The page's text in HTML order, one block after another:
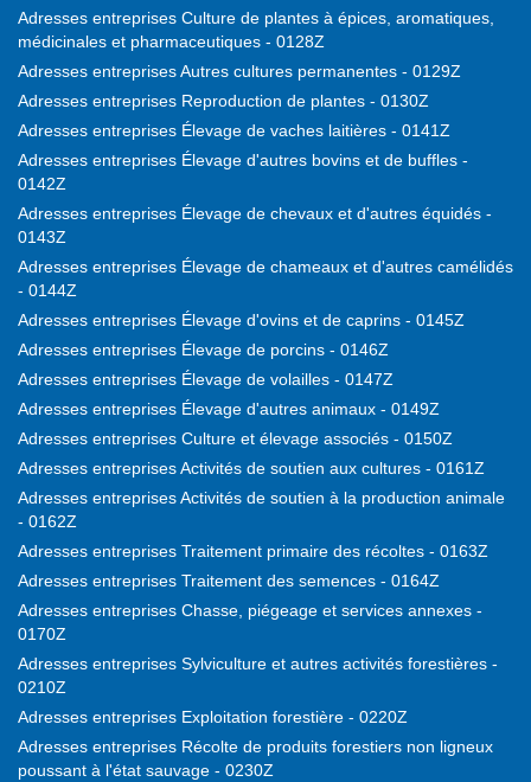
Adresses entreprises Culture de plantes à épices, aromatiques,
médicinales et pharmaceutiques - 0128Z
Adresses entreprises Autres cultures permanentes - 0129Z
Adresses entreprises Reproduction de plantes - 0130Z
Adresses entreprises Élevage de vaches laitières - 0141Z
Adresses entreprises Élevage d'autres bovins et de buffles -
0142Z
Adresses entreprises Élevage de chevaux et d'autres équidés -
0143Z
Adresses entreprises Élevage de chameaux et d'autres camélidés
- 0144Z
Adresses entreprises Élevage d'ovins et de caprins - 0145Z
Adresses entreprises Élevage de porcins - 0146Z
Adresses entreprises Élevage de volailles - 0147Z
Adresses entreprises Élevage d'autres animaux - 0149Z
Adresses entreprises Culture et élevage associés - 0150Z
Adresses entreprises Activités de soutien aux cultures - 0161Z
Adresses entreprises Activités de soutien à la production animale
- 0162Z
Adresses entreprises Traitement primaire des récoltes - 0163Z
Adresses entreprises Traitement des semences - 0164Z
Adresses entreprises Chasse, piégeage et services annexes -
0170Z
Adresses entreprises Sylviculture et autres activités forestières -
0210Z
Adresses entreprises Exploitation forestière - 0220Z
Adresses entreprises Récolte de produits forestiers non ligneux
poussant à l'état sauvage - 0230Z